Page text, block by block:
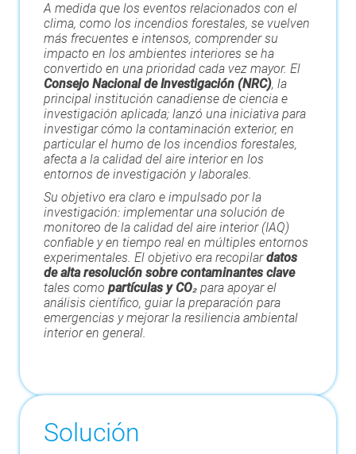
A medida que los eventos relacionados con el
clima, como los incendios forestales, se vuelven
más frecuentes e intensos, comprender su
impacto en los ambientes interiores se ha
convertido en una prioridad cada vez mayor. El
Consejo Nacional de Investigación (NRC), la
principal institución canadiense de ciencia e
investigación aplicada; lanzó una iniciativa para
investigar cómo la contaminación exterior, en
particular el humo de los incendios forestales,
afecta a la calidad del aire interior en los
entornos de investigación y laborales.
Su objetivo era claro e impulsado por la
investigación: implementar una solución de
monitoreo de la calidad del aire interior (IAQ)
confiable y en tiempo real en múltiples entornos
experimentales. El objetivo era recopilardatos
de alta resolución sobre contaminantes clave
tales como partículas y CO₂ para apoyar el
análisis científico, guiar la preparación para
emergencias y mejorar la resiliencia ambiental
interior en general.
Solución